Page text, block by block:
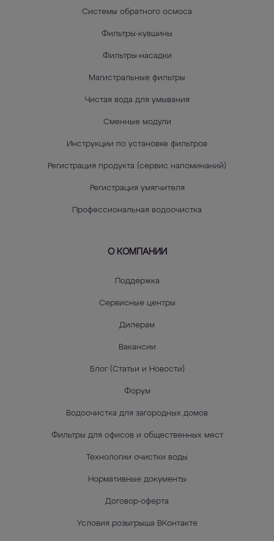
Системы обратного осмоса
Фильтры-кувшины
Фильтры-насадки
Магистральные фильтры
Чистая вода для умывания
Сменные модули
Инструкции по установке фильтров
Регистрация продукта (сервис напоминаний)
Регистрация умягчителя
Профессиональная водоочистка
О КОМПАНИИ
Поддержка
Сервисные центры
Дилерам
Вакансии
Блог (Статьи и Новости)
Форум
Водоочистка для загородных домов
Фильтры для офисов и общественных мест
Технологии очистки воды
Нормативные документы
Договор-оферта
Условия розыгрыша ВКонтакте